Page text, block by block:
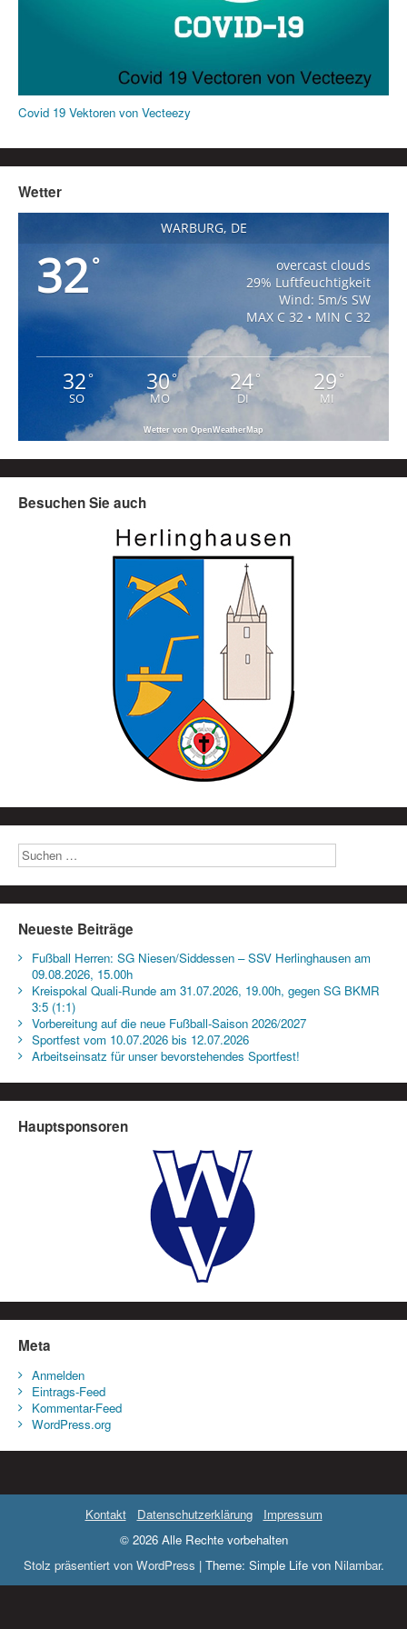
Covid 19 Vektoren von Vecteezy
Wetter
WARBURG, DE
32°
overcast clouds
29% Luftfeuchtigkeit
Wind: 5m/s SW
MAX C 32 • MIN C 32
32°
SO
30°
MO
24°
DI
29 °
MI
Wetter von OpenWeatherMap
Besuchen Sie auch
Neueste Beiträge
Fußball Herren: SG Niesen/Siddessen – SSV Herlinghausen am
09.08.2026, 15.00h
Kreispokal Quali-Runde am 31.07.2026, 19.00h, gegen SG BKMR
3:5 (1:1)
Vorbereitung auf die neue Fußball-Saison 2026/2027
Sportfest vom 10.07.2026 bis 12.07.2026
Arbeitseinsatz für unser bevorstehendes Sportfest!
Hauptsponsoren
Meta
Anmelden
Eintrags-Feed
Kommentar-Feed
WordPress.org
Kontakt Datenschutzerklärung
Impressum
© 2026 Alle Rechte vorbehalten
Stolz präsentiert von WordPress | Theme: Simple Life von Nilambar.